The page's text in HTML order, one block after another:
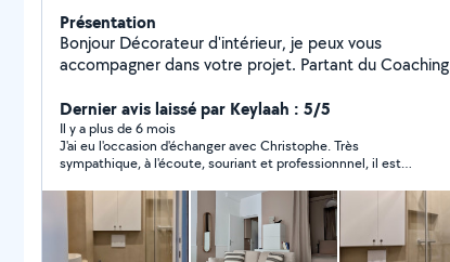
Présentation
Bonjour Décorateur d'intérieur, je peux vous
accompagner dans votre projet. Partant du Coaching
commande de mobiliers, en passant par la création de
visuels 3D, je propose un choix de services qui ne
manqueront pas de vous satisfaire. le devis est gratuit !
visiter mon Instagram : chris_by_design Bonne journée a
vous
Dernier avis laissé par Keylaah : 5/5
Il y a plus de 6 mois
J'ai eu l'occasion d'échanger avec Christophe. Très
sympathique, à l'écoute, souriant et professionnnel, il est
donné de précieux conseils concernant notre projet. Je vous
recommande de collaborer avec lui pour toute demande de
décoration d'intérieur. Merci encore à vous Christophe!